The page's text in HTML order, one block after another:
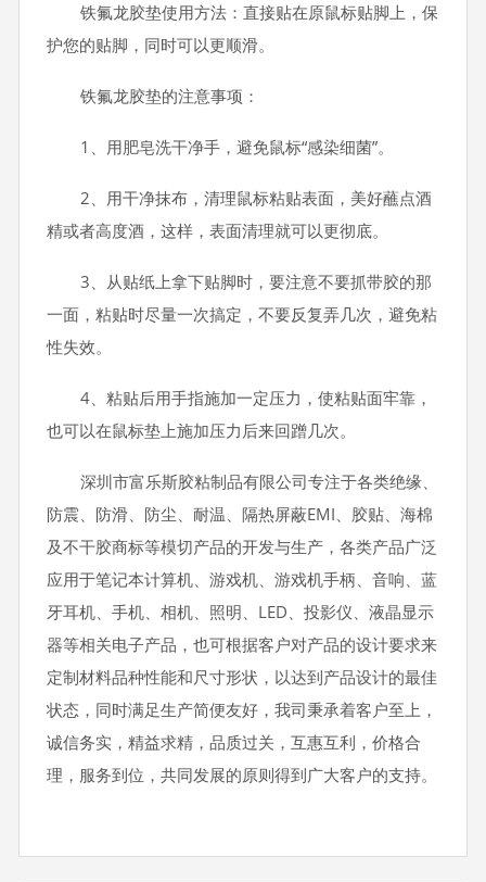
铁氟龙胶垫使用方法：直接贴在原鼠标贴脚上，保
护您的贴脚，同时可以更顺滑。
铁氟龙胶垫的注意事项：
1、用肥皂洗干净手，避免鼠标“感染细菌”。
2、用干净抹布，清理鼠标粘贴表面，美好蘸点酒
精或者高度酒，这样，表面清理就可以更彻底。
3、从贴纸上拿下贴脚时，要注意不要抓带胶的那
一面，粘贴时尽量一次搞定，不要反复弄几次，避免粘
性失效。
4、粘贴后用手指施加一定压力，使粘贴面牢靠，
也可以在鼠标垫上施加压力后来回蹭几次。
深圳市富乐斯胶粘制品有限公司专注于各类绝缘、
防震、防滑、防尘、耐温、隔热屏蔽EMI、胶贴、海棉
及不干胶商标等模切产品的开发与生产，各类产品广泛
应用于笔记本计算机、游戏机、游戏机手柄、音响、蓝
牙耳机、手机、相机、照明、LED、投影仪、液晶显示
器等相关电子产品，也可根据客户对产品的设计要求来
定制材料品种性能和尺寸形状，以达到产品设计的最佳
状态，同时满足生产简便友好，我司秉承着客户至上，
诚信务实，精益求精，品质过关，互惠互利，价格合
理，服务到位，共同发展的原则得到广大客户的支持。